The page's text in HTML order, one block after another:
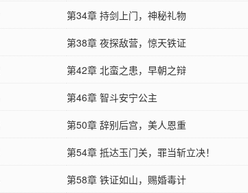
第34章 持剑上门，神秘礼物
第38章 夜探敌营，惊天铁证
第42章 北蛮之患，早朝之辩
第46章 智斗安宁公主
第50章 辞别后宫，美人恩重
第54章 抵达玉门关，罪当斩立决！
第58章 铁证如山，赐婚毒计